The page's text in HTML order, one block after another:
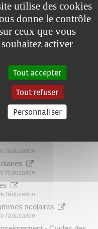
supérieur
classes en lycée général
l'éducation
: les différentes voies de
l'éducation
l'éducation
l'éducation
scolaires
l'éducation
utilise des cookies
donne le contrôle
ceux que vous
souhaitez activer
Tout accepter
Tout refuser
Personnaliser